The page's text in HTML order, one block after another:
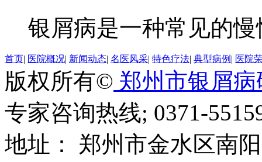
银屑病是一种常见的
首页| 医院概况| 新闻动态| 名医风采| 特色疗法| 典型病例 | 医院
版权所有© 郑州市银屑
专家咨询热线; 0371-
地址： 郑州市金水区南